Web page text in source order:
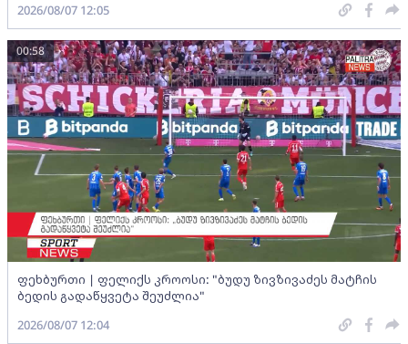
2026/08/07 12:05
ფეხბურთი | ფელიქს კროოსი: "ბუდუ ზივზივაძეს მატჩის
ბედის გადაწყვეტა შეუძლია"
00:58
2026/08/07 12:04